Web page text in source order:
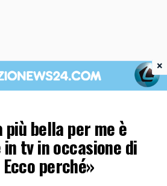
più bella per me è
tv in occasione di
perché»
×